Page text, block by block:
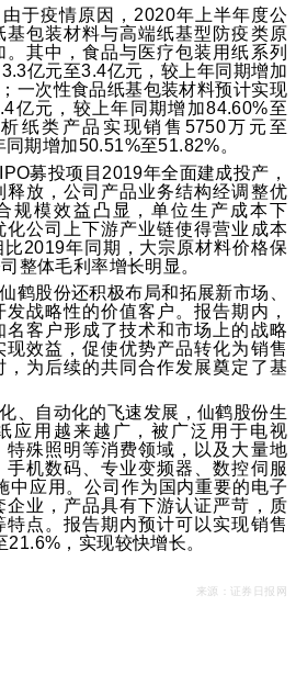
于疫情原因，2020年上半年度公
基包装材料与高端纸基型防疫类原
其中，食品与医疗包装用纸系列
亿元至3.4亿元，较上年同期增加
一次性食品纸基包装材料预计实现
亿元，较上年同期增加84.60%至
纸类产品实现销售5750万元至
期增加50.51%至51.82%。
募投项目2019年全面建成投产，
释放，公司产品业务结构经调整优
规模效益凸显，单位生产成本下
化公司上下游产业链使得营业成本
2019年同期，大宗原材料价格保
整体毛利率增长明显。
鹤股份还积极布局和拓展新市场、
战略性的价值客户。报告期内，
名客户形成了技术和市场上的战略
效益，促使优势产品转化为销售
，为后续的共同合作发展奠定了基
、自动化的飞速发展，仙鹤股份生
应用越来越广，被广泛用于电视
特殊照明等消费领域，以及大量地
机数码、专业变频器、数控伺服
中应用。公司作为国内重要的电子
企业，产品具有下游认证严苛，质
点。报告期内预计可以实现销售
，实现较快增长。
来源：证券日报网